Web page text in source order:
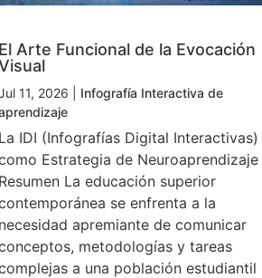
Arte Funcional de la Evocación
11, 2026
Infografía Interactiva de
IDI (Infografías Digital Interactivas)
Estrategia de Neuroaprendizaje
La educación superior
se enfrenta a la
apremiante de comunicar
metodologías y tareas
a una población estudiantil